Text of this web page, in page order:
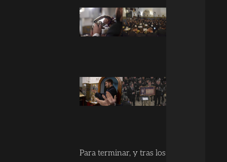
Para terminar, y tras los